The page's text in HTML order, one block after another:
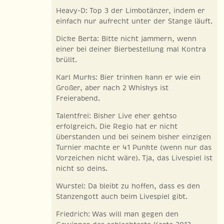
Heavy-D: Top 3 der Limbotänzer, indem er
einfach nur aufrecht unter der Stange läuft.
Dicke Berta: Bitte nicht jammern, wenn
einer bei deiner Bierbestellung mal Kontra
brüllt.
Karl Murks: Bier trinken kann er wie ein
Großer, aber nach 2 Whiskys ist
Freierabend.
Talentfrei: Bisher Live eher gehtso
erfolgreich. Die Regio hat er nicht
überstanden und bei seinem bisher einzigen
Turnier machte er 41 Punkte (wenn nur das
Vorzeichen nicht wäre). Tja, das Livespiel ist
nicht so deins.
Wurstel: Da bleibt zu hoffen, dass es den
Stanzengott auch beim Livespiel gibt.
Friedrich: Was will man gegen den